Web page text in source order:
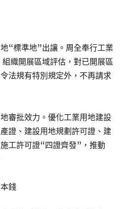
地“標準地”出讓。周全奉行工業
織開展區域評估，對已開展區
法規有特別規定外，不再請求
地審批效力。優化工業用地建設
證、建設用地規劃許可證、建
工許可證“四證齊發”，推動
錢